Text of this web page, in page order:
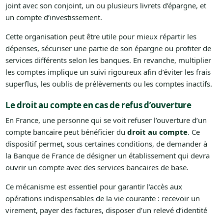
joint avec son conjoint, un ou plusieurs livrets d’épargne, et
un compte d’investissement.
Cette organisation peut être utile pour mieux répartir les
dépenses, sécuriser une partie de son épargne ou profiter de
services différents selon les banques. En revanche, multiplier
les comptes implique un suivi rigoureux afin d’éviter les frais
superflus, les oublis de prélèvements ou les comptes inactifs.
Le droit au compte en cas de refus d’ouverture
En France, une personne qui se voit refuser l’ouverture d’un
compte bancaire peut bénéficier du droit au compte. Ce
dispositif permet, sous certaines conditions, de demander à
la Banque de France de désigner un établissement qui devra
ouvrir un compte avec des services bancaires de base.
Ce mécanisme est essentiel pour garantir l’accès aux
opérations indispensables de la vie courante : recevoir un
virement, payer des factures, disposer d’un relevé d’identité